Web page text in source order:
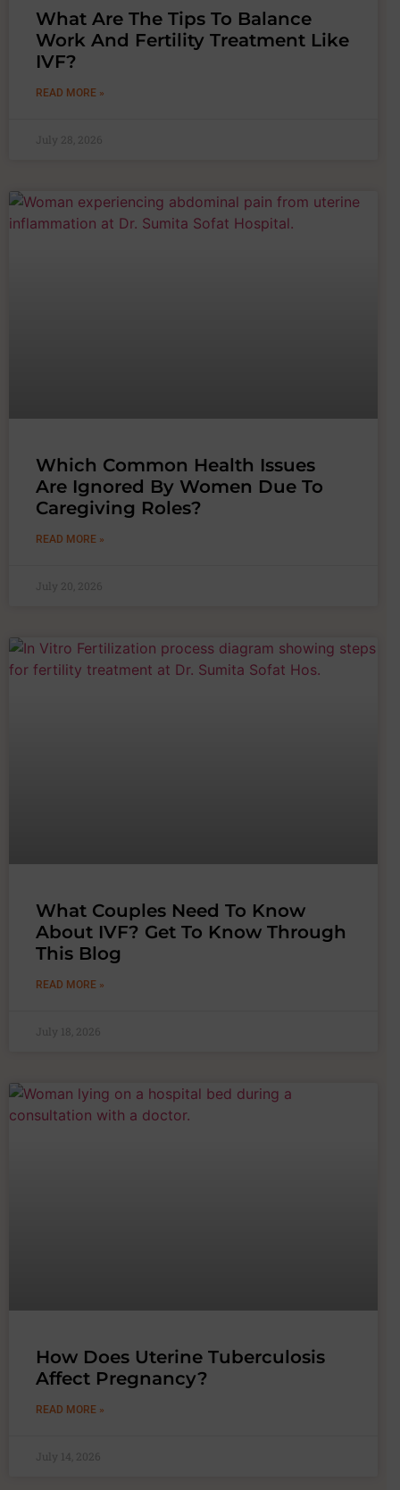
What Are The Tips To Balance
Work And Fertility Treatment Like
IVF?
READ MORE »
July 28, 2026
Which Common Health Issues
Are Ignored By Women Due To
Caregiving Roles?
READ MORE »
July 20, 2026
What Couples Need To Know
About IVF? Get To Know Through
This Blog
READ MORE »
July 18, 2026
How Does Uterine Tuberculosis
Affect Pregnancy?
READ MORE »
July 14, 2026